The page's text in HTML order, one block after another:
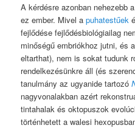
A kérdésre azonban nehezebb
ez ember. Mivel apuhatestűek
fejlődése fejlődésbiológiailag
minőségű embriókhoz jutni, és
eltarthat), nem is sokat tudunk
rendelkezésünkre áll (és
tanulmány az ugyanide tartozó
nagyvonalakban azért
tintahalak és oktopuszok
történhetett a walesi